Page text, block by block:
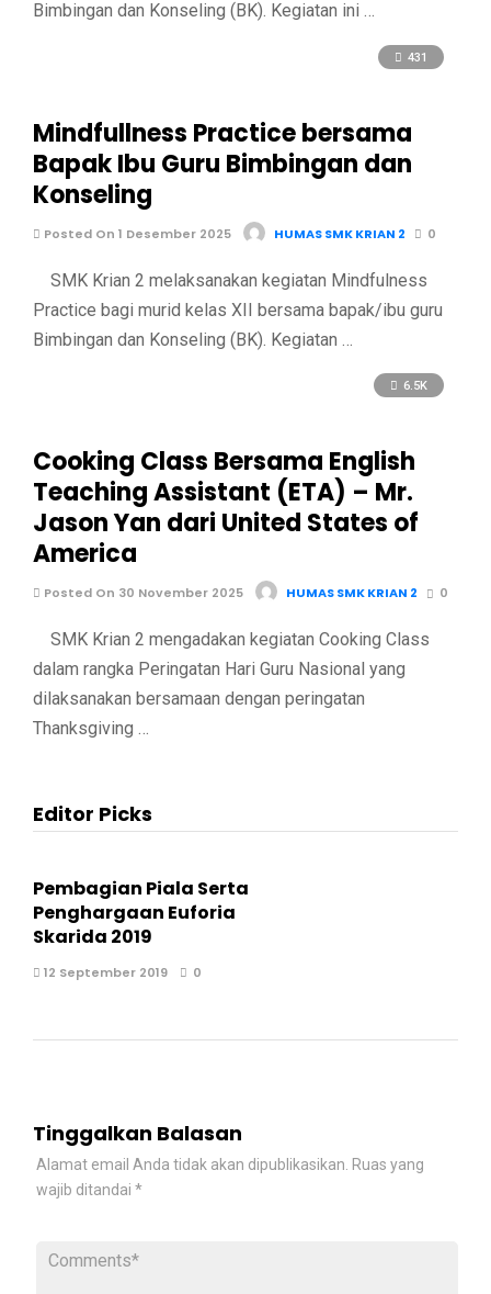
Bimbingan dan Konseling (BK). Kegiatan ini …
431
Mindfullness Practice bersama
Bapak Ibu Guru Bimbingan dan
Konseling
Posted On 1 Desember 2025 HUMAS SMK KRIAN 2 0
SMK Krian 2 melaksanakan kegiatan Mindfulness
Practice bagi murid kelas XII bersama bapak/ibu guru
Bimbingan dan Konseling (BK). Kegiatan …
6.5K
Cooking Class Bersama English
Teaching Assistant (ETA) – Mr.
Jason Yan dari United States of
America
Posted On 30 November 2025 HUMAS SMK KRIAN 2 0
SMK Krian 2 mengadakan kegiatan Cooking Class
dalam rangka Peringatan Hari Guru Nasional yang
dilaksanakan bersamaan dengan peringatan
Thanksgiving …
Editor Picks
Pembagian Piala Serta
Penghargaan Euforia
Skarida 2019
12 September 2019 0
Tinggalkan Balasan
Alamat email Anda tidak akan dipublikasikan. Ruas yang
wajib ditandai *